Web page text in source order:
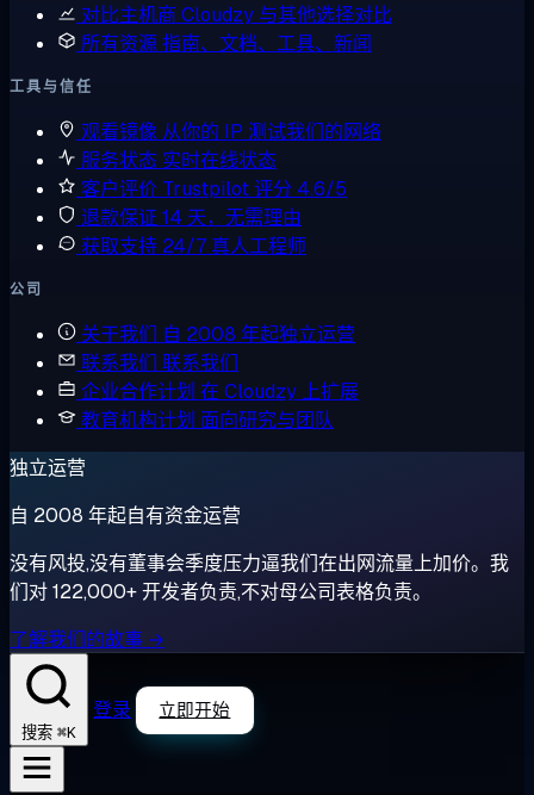
对比主机商 Cloudzy 与其他选择对比
所有资源指南、文档、工具、新闻
工具与信任
观看镜像 从你的 IP 测试我们的网络
服务状态 实时在线状态
客户评价 Trustpilot 评分 4.6/5
退款保证 14 天，无需理由
获取支持 24/7 真人工程师
公司
关于我们 自 2008 年起独立运营
联系我们 联系我们
企业合作计划 在 Cloudzy 上扩展
教育机构计划 面向研究与团队
独立运营
自 2008 年起自有资金运营
没有风投,没有董事会季度压力逼我们在出网流量上加价。我
们对 122,000+ 开发者负责,不对母公司表格负责。
了解我们的故事 →
搜索 ⌘K
登录 立即开始